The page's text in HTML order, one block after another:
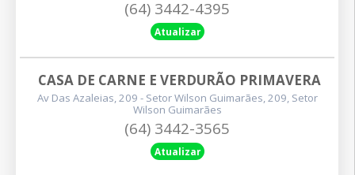
(64) 3442-4395
Atualizar
CASA DE CARNE E VERDURÃO PRIMAVERA
Av Das Azaleias, 209 - Setor Wilson Guimarães, 209, Setor
Wilson Guimarães
(64) 3442-3565
Atualizar